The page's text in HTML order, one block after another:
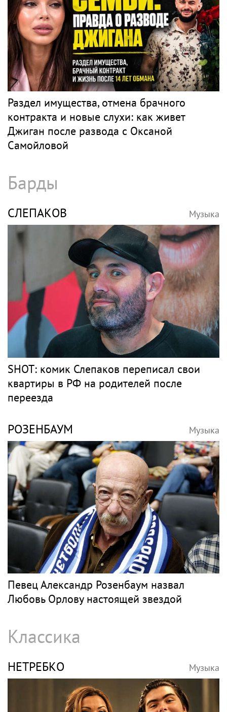
Раздел имущества, отмена брачного
контракта и новые слухи: как живет
Джиган после развода с Оксаной
Самойловой
Барды
СЛЕПАКОВ Музыка
SHOT: комик Слепаков переписал свои
квартиры в РФ на родителей после
переезда
РОЗЕНБАУМ Музыка
Певец Александр Розенбаум назвал
Любовь Орлову настоящей звездой
Классика
НЕТРЕБКО Музыка